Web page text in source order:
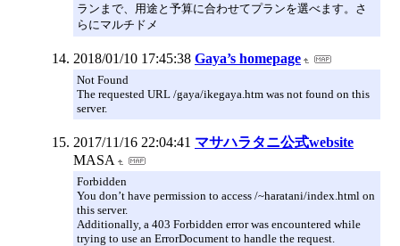
ランまで、用途と予算に合わせてプランを選べます。さ
らにマルチドメ
2018/01/10 17:45:38 Gaya’s homepage
Not Found
The requested URL /gaya/ikegaya.htm was not found on this
server.
2017/11/16 22:04:41 マサハラタニ公式website
MASA
Forbidden
You don’t have permission to access /~haratani/index.html on
this server.
Additionally, a 403 Forbidden error was encountered while
trying to use an ErrorDocument to handle the request.